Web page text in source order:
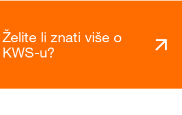
Želite li znati više o
KWS-u?